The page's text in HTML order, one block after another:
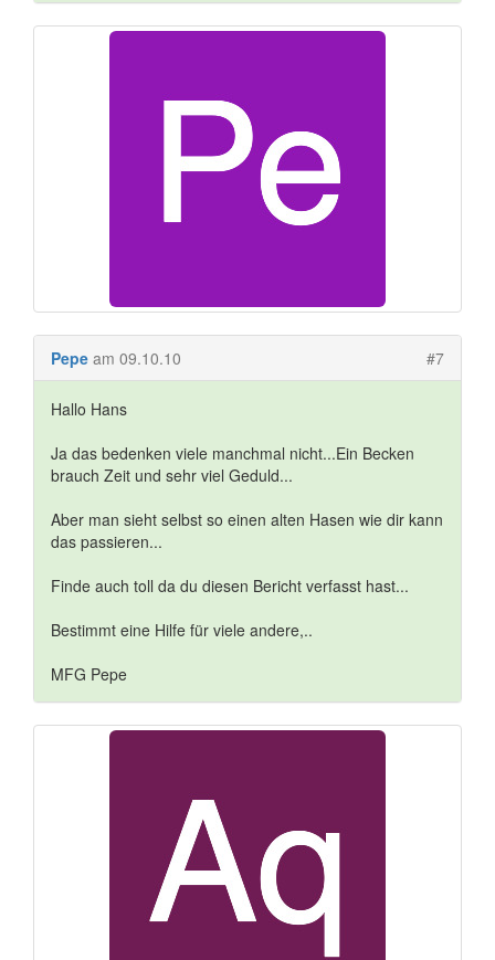
Pepe am 09.10.10 #7
Hallo Hans
Ja das bedenken viele manchmal nicht...Ein Becken
brauch Zeit und sehr viel Geduld...
Aber man sieht selbst so einen alten Hasen wie dir kann
das passieren...
Finde auch toll da du diesen Bericht verfasst hast...
Bestimmt eine Hilfe für viele andere,..
MFG Pepe